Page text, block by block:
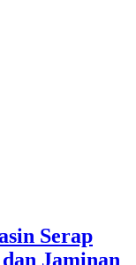
Serap
Jaminan